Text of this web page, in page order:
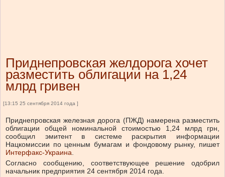
Приднепровская желдорога хочет
разместить облигации на 1,24
млрд гривен
[13:15 25 сентября 2014 года ]
Приднепровская железная дорога (ПЖД) намерена разместить
облигации общей номинальной стоимостью 1,24 млрд грн,
сообщил эмитент в системе раскрытия информации
Нацкомиссии по ценным бумагам и фондовому рынку, пишет
Интерфакс-Украина.
Согласно сообщению, соответствующее решение одобрил
начальник предприятия 24 сентября 2014 года.